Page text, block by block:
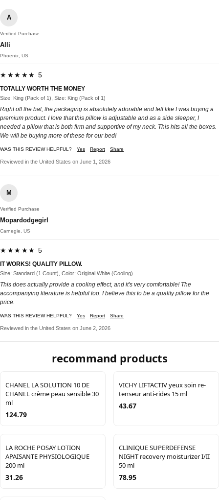
A
Verified Purchase
Alli
Phoenix, US
★★★★★ 5
TOTALLY WORTH THE MONEY
Size: King (Pack of 1), Size: King (Pack of 1)
Right off the bat, the packaging is absolutely adorable and felt like I was buying a
premium product. I love that this pillow is adjustable and as a side sleeper, I
needed a pillow that is both firm and supportive of my neck. This hits all the boxes.
We will be buying more of these for our bed!
WAS THIS REVIEW HELPFUL? Yes Report Share
Reviewed in the United States on June 1, 2026
M
Verified Purchase
Mopardodgegirl
Carnegie, US
★★★★★ 5
IT WORKS! QUALITY PILLOW.
Size: Standard (1 Count), Color: Original White (Cooling)
This does actually provide a cooling effect, and it's very comfortable! The
accompanying literature is helpful too. I believe this to be a quality pillow for the
price.
WAS THIS REVIEW HELPFUL? Yes Report Share
Reviewed in the United States on June 2, 2026
recommand products
CHANEL LA SOLUTION 10 DE
CHANEL crème peau sensible 30
ml
124.79
VICHY LIFTACTIV yeux soin re-
tenseur anti-rides 15 ml
43.67
LA ROCHE POSAY LOTION
APAISANTE PHYSIOLOGIQUE
200 ml
31.26
CLINIQUE SUPERDEFENSE
NIGHT recovery moisturizer I/II
50 ml
78.95